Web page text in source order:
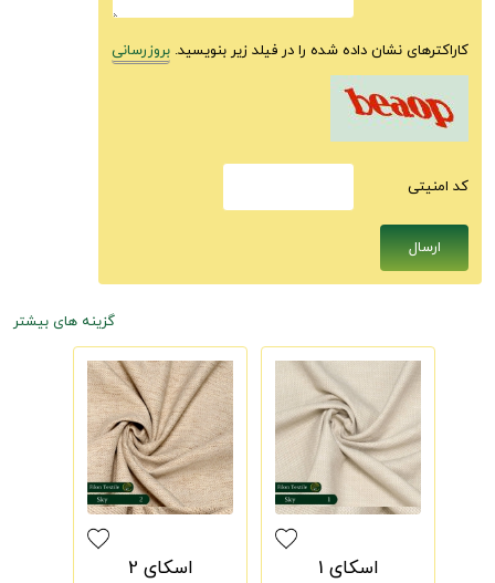
کاراکترهای نشان داده شده را در فیلد زیر بنویسید. بروزرسانی
كد امنيتى
گزینه های بیشتر
اسکای 1 اسکای 2